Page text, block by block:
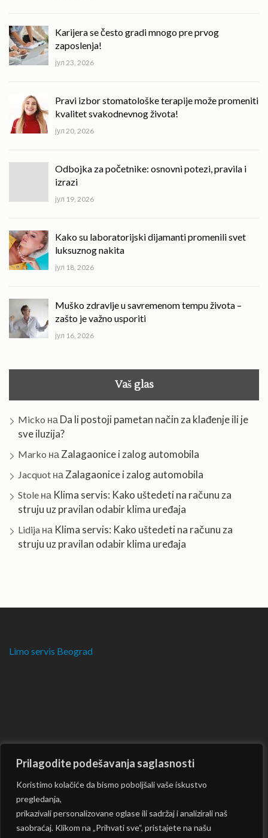
Prilagodite podešavanja saglasnosti
Koristimo kolačiće da bismo poboljšali vaše iskustvo
pregledanja,
prikazivali personalizovane oglase ili sadržaj i analizirali naš
saobraćaj. Klikom na „Prihvati sve“, pristajete na našu
Karijera se često gradi mnogo pre prvog
zaposlenja!
јул 23, 2026
Pravi izbor stomatološke terapije može promeniti
kvalitet svakodnevnog života!
јул 20, 2026
Odbojka za početnike: osnovni potezi, pravila i
izrazi
јул 19, 2026
Kako su laboratorijski dijamanti promenili svet
luksuznog nakita
јул 18, 2026
Muško zdravlje u savremenom tempu života –
zašto je važno usporiti
јул 16, 2026
Vaš glas
Micko на Da li postoji pametan način za klađenje ili je
sve iluzija?
Marko на Zalagaonice i zalog automobila
Jacquot на Zalagaonice i zalog automobila
Stole на Klima servis: Kako uštedeti na računu za
struju uz pravilan odabir klima uređaja
Lidija на Klima servis: Kako uštedeti na računu za
struju uz pravilan odabir klima uređaja
Limo servis Beograd